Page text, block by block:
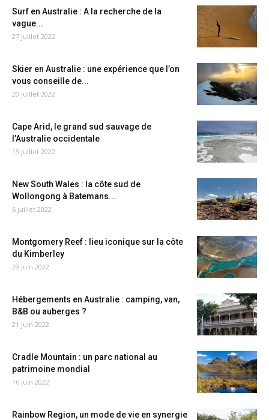
Surf en Australie : A la recherche de la
vague...
27 juillet 2022
Skier en Australie : une expérience que l’on
vous conseille de...
20 juillet 2022
Cape Arid, le grand sud sauvage de
l’Australie occidentale
13 juillet 2022
New South Wales : la côte sud de
Wollongong à Batemans...
6 juillet 2022
Montgomery Reef : lieu iconique sur la côte
du Kimberley
29 juin 2022
Hébergements en Australie : camping, van,
B&B ou auberges ?
21 juin 2022
Cradle Mountain : un parc national au
patrimoine mondial
16 juin 2022
Rainbow Region, un mode de vie en synergie